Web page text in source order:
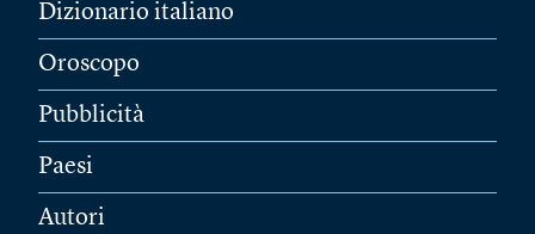
Dizionario italiano
Oroscopo
Pubblicità
Paesi
Autori